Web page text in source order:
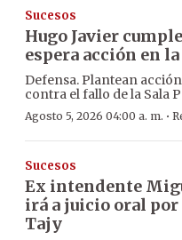
Sucesos
Hugo Javier
espera acción en
Defensa. Plantean
contra el fallo de la Sala
Agosto 5, 2026 04:00 a. m. ·
Sucesos
Ex intendente
irá a juicio oral por
Tajy